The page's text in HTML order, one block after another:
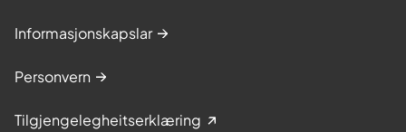
Informasjonskapslar
Personvern
Tilgjengelegheitserklæring